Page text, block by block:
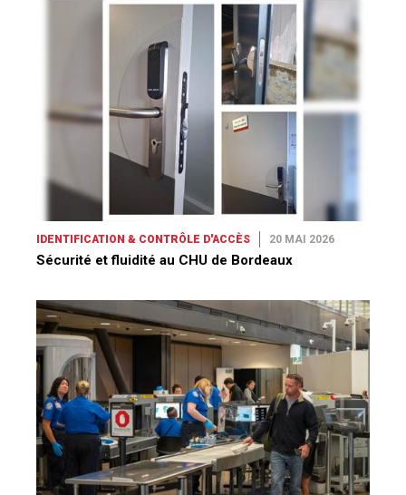
IDENTIFICATION & CONTRÔLE D'ACCÈS 20 MAI 2026
Sécurité et fluidité au CHU de Bordeaux